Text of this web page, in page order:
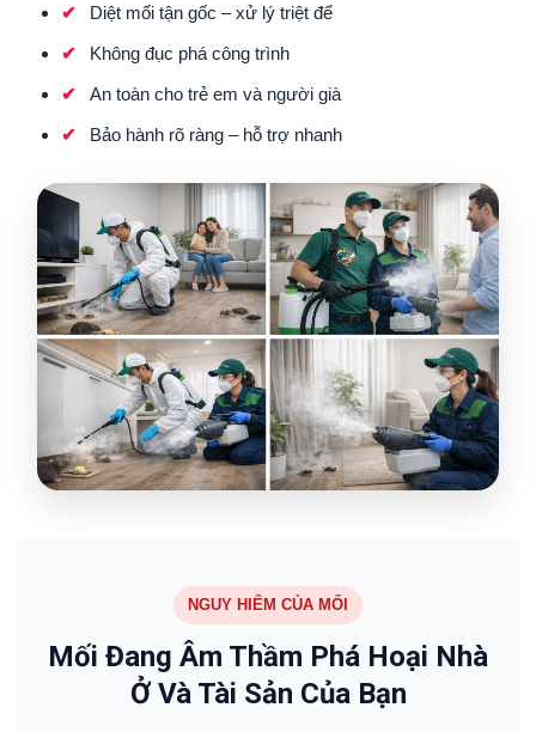
Diệt mối tận gốc – xử lý triệt để
Không đục phá công trình
An toàn cho trẻ em và người già
Bảo hành rõ ràng – hỗ trợ nhanh
NGUY HIỂM CỦA MỐI
Mối Đang Âm Thầm Phá Hoại Nhà
Ở Và Tài Sản Của Bạn